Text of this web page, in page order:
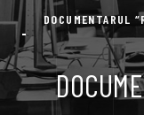
DOCUMENTARUL